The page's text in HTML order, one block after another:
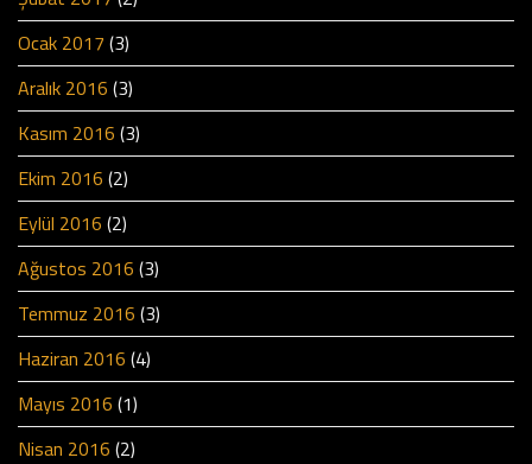
Ocak 2017 (3)
Aralık 2016 (3)
Kasım 2016 (3)
Ekim 2016 (2)
Eylül 2016 (2)
Ağustos 2016 (3)
Temmuz 2016 (3)
Haziran 2016 (4)
Mayıs 2016 (1)
Nisan 2016 (2)